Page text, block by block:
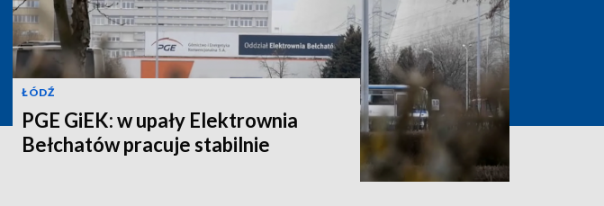
ŁÓDŹ
PGE GiEK: w upały Elektrownia
Bełchatów pracuje stabilnie